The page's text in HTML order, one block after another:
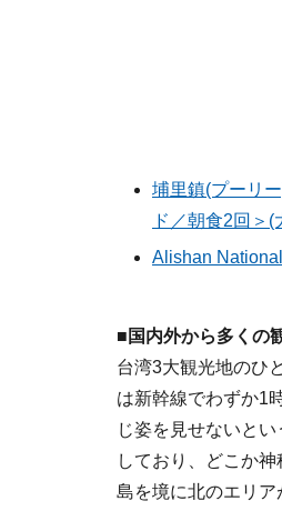
埔里鎮(プーリ
ド／朝食2回＞
Alishan
■国内外から多くの
台湾3大観光地のひ
は新幹線でわずか1
じ姿を見せないと
しており、どこか
島を境に北のエリア